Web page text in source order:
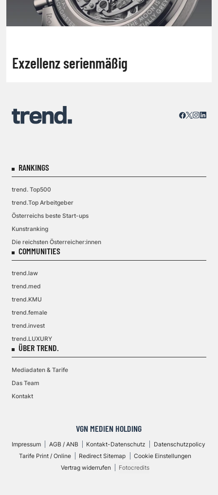
Exzellenz serienmäßig
RANKINGS
trend. Top500
trend.Top Arbeitgeber
Österreichs beste Start-ups
Kunstranking
Die reichsten Österreicher:innen
COMMUNITIES
trend.law
trend.med
trend.KMU
trend.female
trend.invest
trend.LUXURY
ÜBER TREND.
Mediadaten & Tarife
Das Team
Kontakt
VGN MEDIEN HOLDING
Impressum AGB / ANB Kontakt-Datenschutz
Datenschutzpolicy
Tarife Print / Online
Redirect Sitemap
Cookie Einstellungen
Vertrag widerrufen
Fotocredits